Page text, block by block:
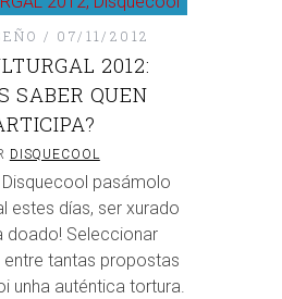
07/11/2012
2012:
SABER QUEN
DISQUECOOL
pasámolo
estes días, ser xurado
doado! Seleccionar
entre tantas propostas
unha auténtica tortura.